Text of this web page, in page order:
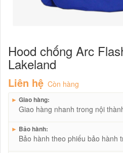
Hood chống Arc
Lakeland
Liên hệ Còn hàng
► Giao hàng:
Giao hàng nhanh trong nội
► Bảo hành:
Bảo hành theo phiếu bảo hành